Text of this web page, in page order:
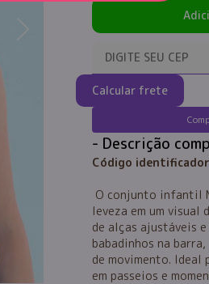
Calcular frete
Descrição
Código
O conjunto infantil
leveza em um visual
de alças ajustáveis
babadinhos na
de movimento. Ideal
em passeios e